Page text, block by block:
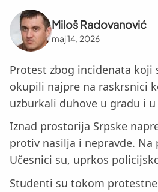
Miloš Radovanović
maj 14, 2026
Protest zbog incidenata koji
okupili najpre na raskrsnici
uzburkali duhove u gradu i
Iznad prostorija Srpske
protiv nasilja i nepravde.
Učesnici su, uprkos
Studenti su tokom